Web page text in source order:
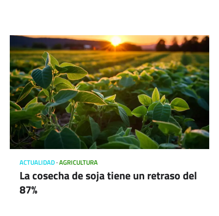
ACTUALIDAD AGRICULTURA
La cosecha de soja tiene un retraso del
87%